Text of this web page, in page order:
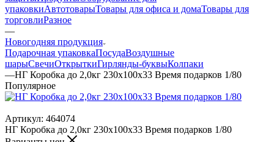
упаковкиАвтотоварыТовары для офиса и домаТовары для
торговлиРазное
—
Новогодняя продукция
Подарочная упаковкаПосудаВоздушные
шарыСвечиОткрыткиГирлянды-буквыКолпаки
—НГ Коробка до 2,0кг 230х100х33 Время подарков 1/80
Популярное
Артикул: 464074
НГ Коробка до 2,0кг 230х100х33 Время подарков 1/80